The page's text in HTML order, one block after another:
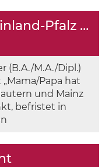
Krebsgesellschaft Rheinland-Pfalz sucht jeweils einen
(B.A./M.A./Dipl.)
Papa hat
und Mainz
befristet in